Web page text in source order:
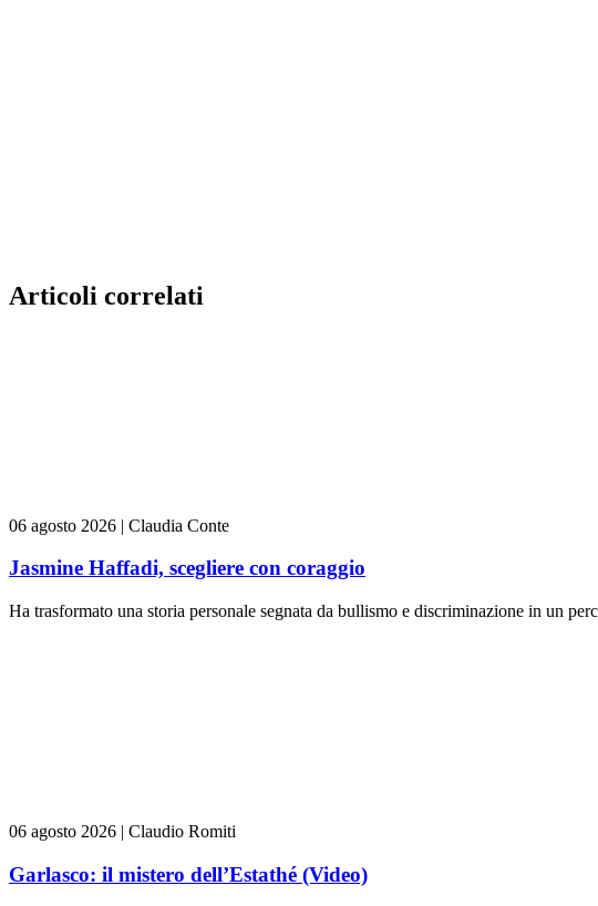
Articoli correlati
06 agosto 2026 | Claudia Conte
Jasmine Haffadi, scegliere con coraggio
Ha trasformato una storia personale segnata da bullismo e discriminazione in un
06 agosto 2026 | Claudio Romiti
Garlasco: il mistero dell’Estathé (Video)